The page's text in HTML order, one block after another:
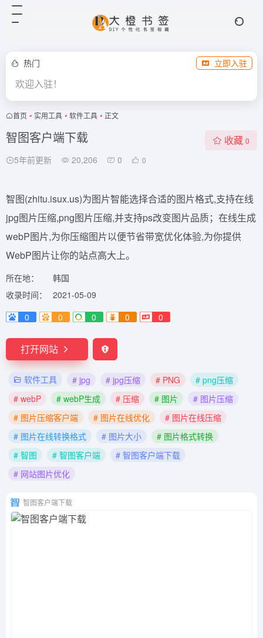
热门 立即入驻
欢迎入驻！
首页 • 实用工具 • 软件工具 • 正文
智图客户端下载
5年前更新 20,206 0 0
收藏 0
智图(zhitu.isux.us)为图片智能选择合适的图片格式,支持在线
jpg图片压缩,png图片压缩,并支持ps改变图片品质；在线生成
webP图片,为你压缩图片以便节省带宽优化体验,为你提供
WebP图片让你的站点高大上。
所在地：
韩国
收录时间：
2021-05-09
0
0 0 0 0
打开网站
软件工具 # jpg # jpg压缩 # PNG
# png压缩
# webP
# webP生成 # 压缩 # 图片
# 图片压缩
# 图片压缩客户端
# 图片在线优化
# 图片在线压缩
# 图片在线转换格式
# 图片大小
# 图片格式转换
# 智图
# 智图客户端
# 智图客户端下载
# 网站图片优化
智图客户端下载